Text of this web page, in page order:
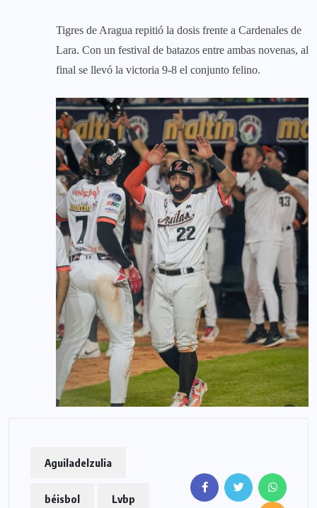
Tigres de Aragua repitió la dosis frente a Cardenales de
Lara. Con un festival de batazos entre ambas novenas, al
final se llevó la victoria 9-8 el conjunto felino.
Aguiladelzulia
béisbol Lvbp